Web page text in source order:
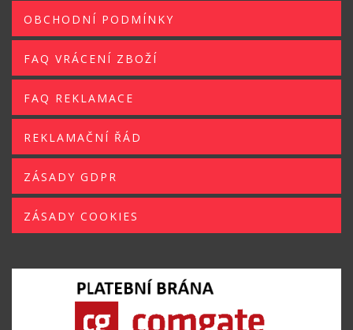
OBCHODNÍ PODMÍNKY
FAQ VRÁCENÍ ZBOŽÍ
FAQ REKLAMACE
REKLAMAČNÍ ŘÁD
ZÁSADY GDPR
ZÁSADY COOKIES